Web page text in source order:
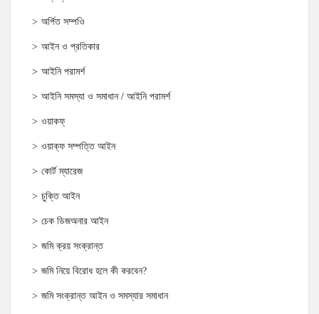
অর্পিত সম্পওি
আইন ও প্রতিকার
আইনি পরামর্শ
আইনি সমস্যা ও সমাধান / আইনি পরামর্শ
ওয়াকফ্
ওয়াক্‌ফ সম্পত্তি আইন
কোর্ট ম্যারেজ
চুক্তি আইন
চেক ডিজঅনার আইন
জমি ক্রয় সংক্রান্ত
জমি নিয়ে বিরোধ হলে কী করবেন?
জমি সংক্রান্ত আইন ও সমস্যার সমাধান